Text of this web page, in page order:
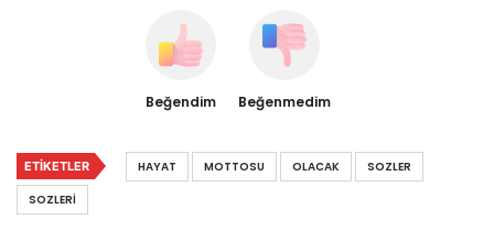
Beğendim Beğenmedim
ETIKETLER HAYAT MOTTOSU OLACAK
SOZLER
SOZLERI